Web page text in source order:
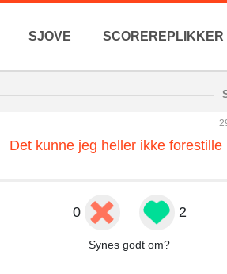
SJOVE SCOREREPLIKKER
Det kunne jeg heller ikke forestille
0 2
Synes godt om?